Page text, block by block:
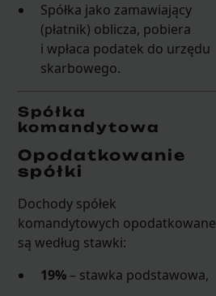
Spółka jako zamawiający
(płatnik) oblicza, pobiera
i wpłaca podatek do urzędu
skarbowego.
Spółka
komandytowa
Opodatkowanie
spółki
Dochody spółek
komandytowych opodatkowane
są według stawki:
19% – stawka podstawowa,